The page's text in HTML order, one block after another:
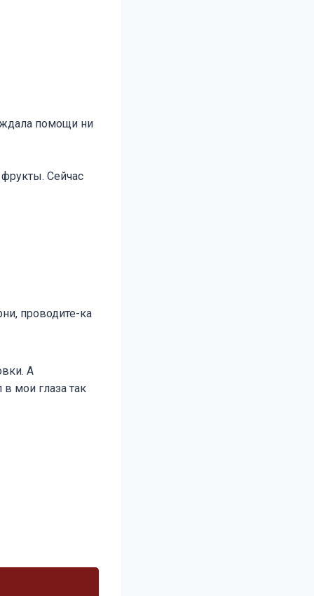
помощи ни
Сейчас
проводите-ка
А
мои глаза так